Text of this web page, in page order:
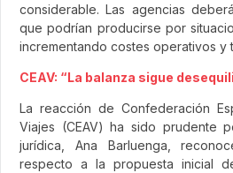
considerable. Las agencias
que podrían producirse por
incrementando costes operativos y
CEAV: “La balanza sigue
La reacción de Confederación
Viajes (CEAV) ha sido prudente
jurídica, Ana Barluenga,
respecto a la propuesta inicial